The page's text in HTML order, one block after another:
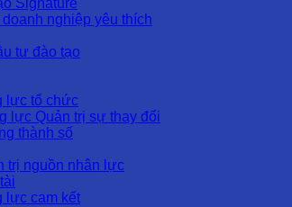
Signature
nghiệp yêu thích
tư đào tạo
lực tổ chức
lực Quản trị sự thay đổi
thành số
trị nguồn nhân lực
lực cam kết